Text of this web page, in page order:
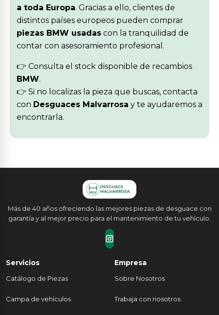
a toda Europa. Gracias a ello, clientes de
distintos países europeos pueden comprar
piezas BMW usadas con la tranquilidad de
contar con asesoramiento profesional.
👉 Consulta el stock disponible de recambios
BMW.
👉 Si no localizas la pieza que buscas, contacta
con Desguaces Malvarrosa y te ayudaremos a
encontrarla.
Más de 40 años ofreciendo las mejores piezas de desguace con
garantía y al mejor precio para el mantenimiento de tu vehículo.
Servicios
Catálogo de Piezas
Campa de vehículos
Empresa
Sobre Nosotros
Trabaja con nosotros